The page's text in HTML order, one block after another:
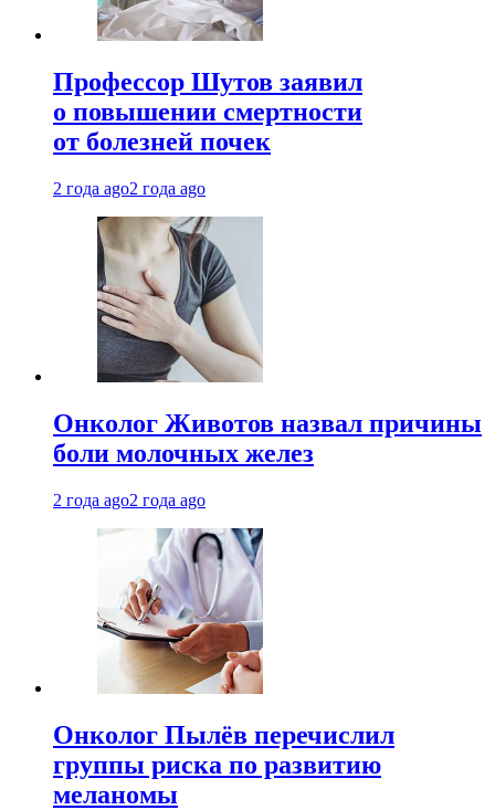
Профессор Шутов заявил
о повышении смертности
от болезней почек
2 года ago2 года ago
Онколог Животов назвал причины
боли молочных желез
2 года ago2 года ago
Онколог Пылёв перечислил
группы риска по развитию
меланомы